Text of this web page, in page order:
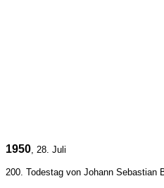
1950, 28. Juli
200. Todestag von Johann Sebastian